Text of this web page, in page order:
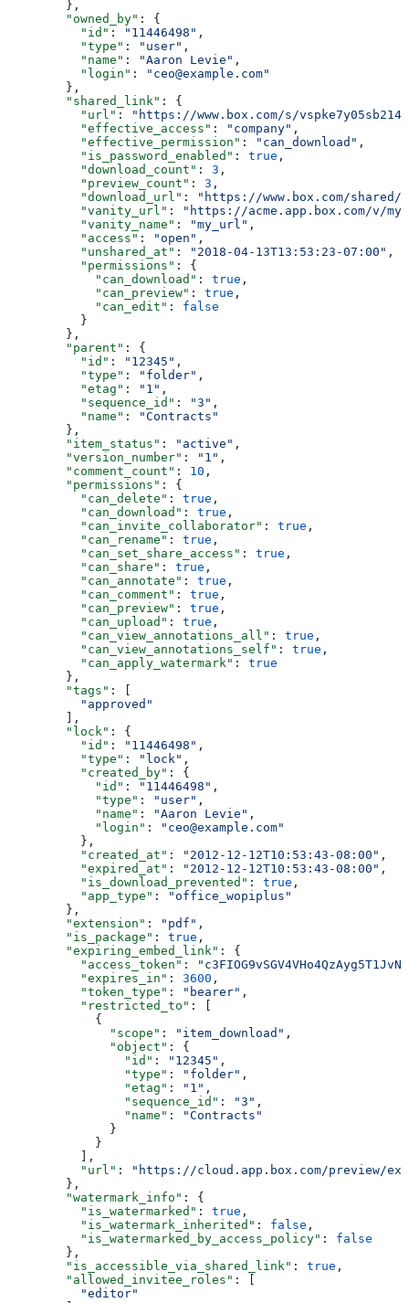
        },
        "owned_by"
: {
          "id"
: "11446498" ,
          "type"
: "user" ,
          "name"
: "Aaron Levie" ,
          "login"
:
"ceo@example.com"
        },
        "shared_link"
: {
          "url"
:
"https://www.box.com/s/
          "effective_access"
: "company" ,
          "effective_permission"
: "can_download" ,
          "is_password_enabled"
: true ,
          "download_count"
: 3 ,
          "preview_count"
: 3 ,
          "download_url"
:
"https://www.box.com/
          "vanity_url"
:
"https://acme.app.box.com/v/
          "vanity_name"
: "my_url" ,
          "access"
: "open" ,
          "unshared_at"
: "2018-04-13T13:53:23-07:00" ,
          "permissions"
: {
            "can_download"
: true ,
            "can_preview"
: true ,
            "can_edit"
: false
          }
        },
        "parent"
: {
          "id"
: "12345" ,
          "type"
: "folder" ,
          "etag"
: "1" ,
          "sequence_id"
: "3" ,
          "name"
:
"Contracts"
        },
        "item_status"
: "active" ,
        "version_number"
: "1" ,
        "comment_count"
: 10 ,
        "permissions"
: {
          "can_delete"
: true ,
          "can_download"
: true ,
          "can_invite_collaborator"
: true ,
          "can_rename"
: true ,
          "can_set_share_access"
: true ,
          "can_share"
: true ,
          "can_annotate"
: true ,
          "can_comment"
: true ,
          "can_preview"
: true ,
          "can_upload"
: true ,
          "can_view_annotations_all"
: true ,
          "can_view_annotations_self"
: true ,
          "can_apply_watermark"
: true
        },
        "tags"
: [
          "approved"
        ],
        "lock"
: {
          "id"
: "11446498" ,
          "type"
: "lock" ,
          "created_by"
: {
            "id"
: "11446498" ,
            "type"
: "user" ,
            "name"
: "Aaron Levie" ,
            "login"
:
"ceo@example.com"
          },
          "created_at"
: "2012-12-12T10:53:43-08:00" ,
          "expired_at"
: "2012-12-12T10:53:43-08:00" ,
          "is_download_prevented"
: true ,
          "app_type"
:
"office_wopiplus"
        },
        "extension"
: "pdf" ,
        "is_package"
: true ,
        "expiring_embed_link"
: {
          "access_token"
:
          "expires_in"
: 3600 ,
          "token_type"
: "bearer" ,
          "restricted_to"
: [
            {
              "scope"
: "item_download" ,
              "object"
: {
                "id"
: "12345" ,
                "type"
: "folder" ,
                "etag"
: "1" ,
                "sequence_id"
: "3" ,
                "name"
:
"Contracts"
              }
            }
          ],
          "url"
:
"https://cloud.app.box.com/preview/
        },
        "watermark_info"
: {
          "is_watermarked"
: true ,
          "is_watermark_inherited"
: false ,
          "is_watermarked_by_access_policy"
: false
        },
        "is_accessible_via_shared_link"
: true ,
        "allowed_invitee_roles"
: [
          "editor"